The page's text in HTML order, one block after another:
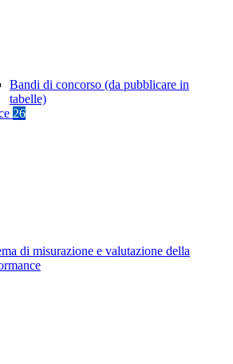
Bandi di concorso (da pubblicare in
tabelle)
26
di misurazione e valutazione della